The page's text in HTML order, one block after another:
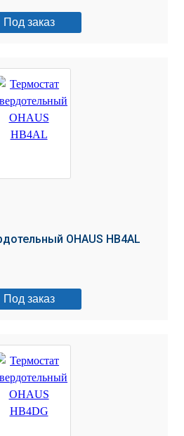
Под заказ
OHAUS HB4AL
Под заказ